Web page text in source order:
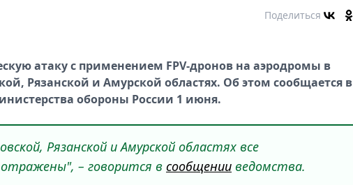
Поделиться
атаку с применением FPV-дронов на аэродромы в
Рязанской и Амурской областях. Об этом сообщается в
обороны России 1 июня.
Рязанской и Амурской областях все
– говорится в сообщении ведомства.